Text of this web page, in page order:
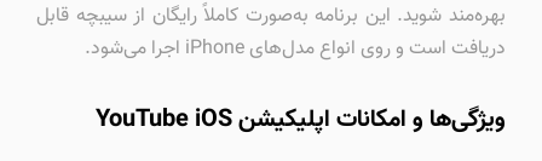
بهره‌مند شوید. این برنامه به‌صورت کاملاً رایگان از سیبچه قابل
دریافت است و روی انواع مدل‌های iPhone اجرا می‌شود.
ویژگی‌ها و امکانات اپلیکیشن YouTube iOS